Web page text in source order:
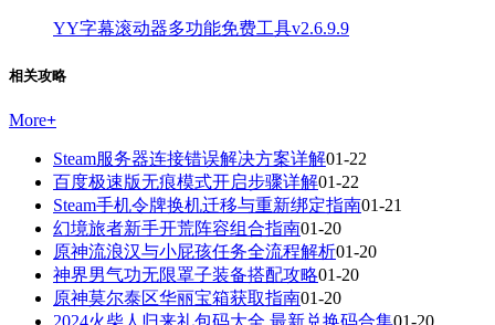
YY字幕滚动器多功能免费工具v2.6.9.9
相关攻略
More+
Steam服务器连接错误解决方案详解01-22
百度极速版无痕模式开启步骤详解01-22
Steam手机令牌换机迁移与重新绑定指南01-21
幻境旅者新手开荒阵容组合指南01-20
原神流浪汉与小屁孩任务全流程解析01-20
神界男气功无限罩子装备搭配攻略01-20
原神莫尔泰区华丽宝箱获取指南01-20
2024火柴人归来礼包码大全 最新兑换码合集01-20